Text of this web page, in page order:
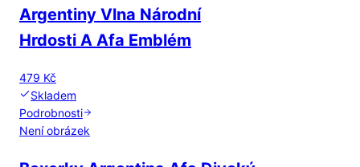
Argentiny Vlna Národní
Hrdosti A Afa Emblém
479 Kč
Skladem
Podrobnosti
Není obrázek